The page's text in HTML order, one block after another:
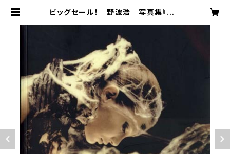
ビッグセール！ 野波浩 写真集『MO